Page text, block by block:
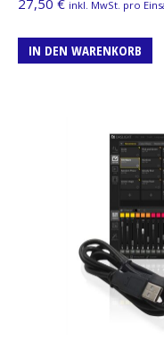
inkl. MwSt. pro
IN DEN WARENKORB